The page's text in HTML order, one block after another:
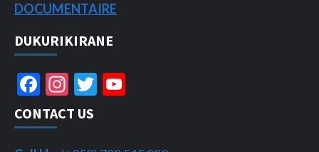
DOCUMENTAIRE
DUKURIKIRANE
Facebook
Instagram
Twitter
CONTACT US